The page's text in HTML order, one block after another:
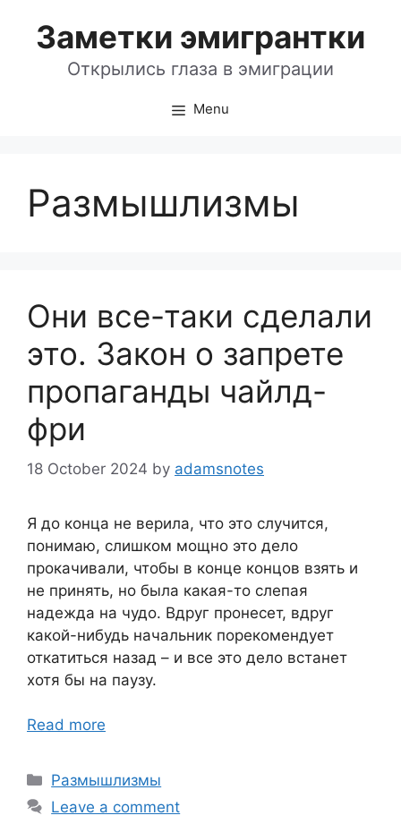
contentЗаметки эмигрантки
Открылись глаза в эмиграции
Menu
Размышлизмы
Они все-таки сделали
это. Закон о запрете
пропаганды чайлд-
фри
18 October 2024 by adamsnotes
Я до конца не верила, что это случится,
понимаю, слишком мощно это дело
прокачивали, чтобы в конце концов взять и
не принять, но была какая-то слепая
надежда на чудо. Вдруг пронесет, вдруг
какой-нибудь начальник порекомендует
откатиться назад – и все это дело встанет
хотя бы на паузу.
Read more
Categories
Размышлизмы
Leave a comment